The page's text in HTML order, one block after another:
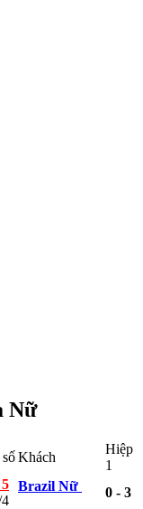
Nữ
Khách
Hiệp
1
Brazil Nữ 0 - 3